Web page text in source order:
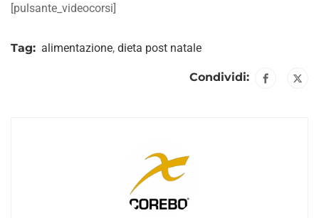
[pulsante_videocorsi]
Tag: alimentazione, dieta post natale
Condividi: